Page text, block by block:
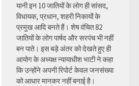
यानी इन 10 जातियों के लोग ही सांसद,
विधायक, प्रधान, शहरी निकायों के
प्रमुख आदि बनते हैं। शेष वंचित 82
जातियों के लोग पार्षद और सरपंच भी नहीं
बन पाते। इस बड़े अंतर को देखते हुए ही
आयोग के अध्यक्ष न्यायाधीश भाटी ने कहा
कि उन्होंने अपनी रिपोर्ट केवल जनसंख्या
को आधार मानकर नहीं बनाई है।